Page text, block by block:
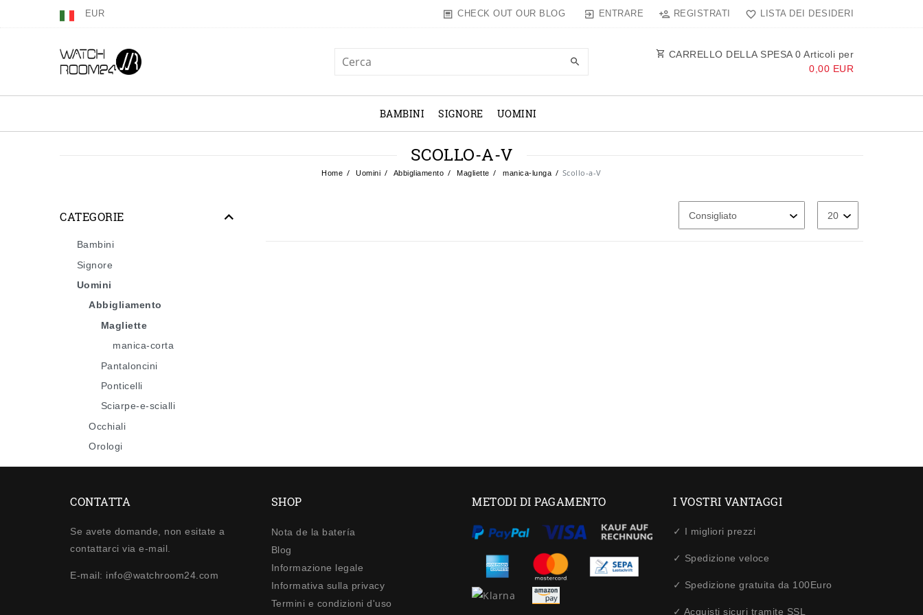
EUR CHECK OUT OUR BLOG ENTRARE REGISTRATI LISTA DEI DESIDERI
CARRELLO DELLA SPESA 0 Articoli per
0,00 EUR
BAMBINI SIGNORE UOMINI
SCOLLO-A-V
Home Uomini Abbigliamento Magliette manica-lunga Scollo-a-V
CATEGORIE
Bambini
Signore
Uomini
Abbigliamento
Magliette
manica-corta
Pantaloncini
Ponticelli
Sciarpe-e-scialli
Occhiali
Orologi
CONTATTA
Se avete domande, non esitate a
contattarci via e-mail.
E-mail: info@watchroom24.com
SHOP
Nota de la batería
Blog
Informazione legale
Informativa sulla privacy
Termini e condizioni d'uso
METODI DI PAGAMENTO I VOSTRI VANTAGGI
✓ I migliori prezzi
✓ Spedizione veloce
✓ Spedizione gratuita da 100Euro
✓ Acquisti sicuri tramite SSL